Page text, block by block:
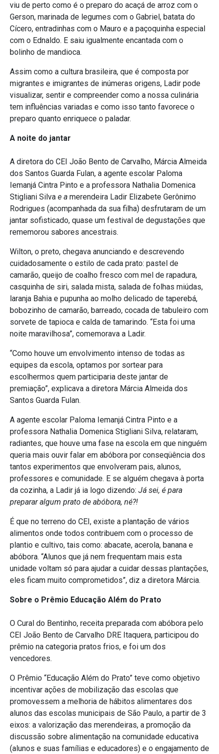
viu de perto como é o preparo do acaçá de arroz com o
Gerson, marinada de legumes com o Gabriel, batata do
Cícero, entradinhas com o Mauro e a paçoquinha especial
com o Ednaldo. E saiu igualmente encantada com o
bolinho de mandioca.
Assim como a cultura brasileira, que é composta por
migrantes e imigrantes de inúmeras origens, Ladir pode
visualizar, sentir e compreender como a nossa culinária
tem influências variadas e como isso tanto favorece o
preparo quanto enriquece o paladar.
A noite do jantar
A diretora do CEI João Bento de Carvalho, Márcia Almeida
dos Santos Guarda Fulan, a agente escolar Paloma
Iemanjá Cintra Pinto e a professora Nathalia Domenica
Stigliani Silva e a merendeira Ladir Elizabete Gerônimo
Rodrigues (acompanhada da sua filha) desfrutaram de um
jantar sofisticado, quase um festival de degustações que
rememorou sabores ancestrais.
Wilton, o preto, chegava anunciando e descrevendo
cuidadosamente o estilo de cada prato: pastel de
camarão, queijo de coalho fresco com mel de rapadura,
casquinha de siri, salada mista, salada de folhas miúdas,
laranja Bahia e pupunha ao molho delicado de taperebá,
bobozinho de camarão, barreado, cocada de tabuleiro com
sorvete de tapioca e calda de tamarindo. “Esta foi uma
noite maravilhosa”, comemorava a Ladir.
“Como houve um envolvimento intenso de todas as
equipes da escola, optamos por sortear para
escolhermos quem participaria deste jantar de
premiação”, explicava a diretora Márcia Almeida dos
Santos Guarda Fulan.
A agente escolar Paloma Iemanjá Cintra Pinto e a
professora Nathalia Domenica Stigliani Silva, relataram,
radiantes, que houve uma fase na escola em que ninguém
queria mais ouvir falar em abóbora por conseqüência dos
tantos experimentos que envolveram pais, alunos,
professores e comunidade. E se alguém chegava à porta
da cozinha, a Ladir já ia logo dizendo: Já sei, é para
preparar algum prato de abóbora, né?!
É que no terreno do CEI, existe a plantação de vários
alimentos onde todos contribuem com o processo de
plantio e cultivo, tais como: abacate, acerola, banana e
abóbora. “Alunos que já nem frequentam mais esta
unidade voltam só para ajudar a cuidar dessas plantações,
eles ficam muito comprometidos”, diz a diretora Márcia.
Sobre o Prêmio Educação Além do Prato
O Cural do Bentinho, receita preparada com abóbora pelo
CEI João Bento de Carvalho DRE Itaquera, participou do
prêmio na categoria pratos frios, e foi um dos
vencedores.
O Prêmio “Educação Além do Prato” teve como objetivo
incentivar ações de mobilização das escolas que
promovessem a melhoria de hábitos alimentares dos
alunos das escolas municipais de São Paulo, a partir de 3
eixos: a valorização das merendeiras, a promoção da
discussão sobre alimentação na comunidade educativa
(alunos e suas famílias e educadores) e o engajamento de